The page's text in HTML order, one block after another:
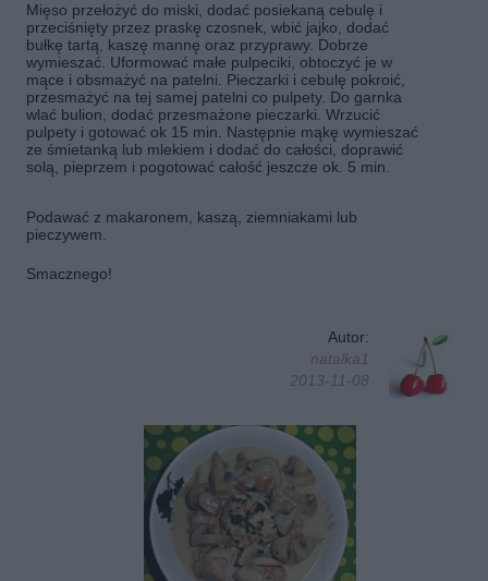
Mięso przełożyć do miski, dodać posiekaną cebulę i
przeciśnięty przez praskę czosnek, wbić jajko, dodać
bułkę tartą, kaszę mannę oraz przyprawy. Dobrze
wymieszać. Uformować małe pulpeciki, obtoczyć je w
mące i obsmażyć na patelni. Pieczarki i cebulę pokroić,
przesmażyć na tej samej patelni co pulpety. Do garnka
wlać bulion, dodać przesmażone pieczarki. Wrzucić
pulpety i gotować ok 15 min. Następnie mąkę wymieszać
ze śmietanką lub mlekiem i dodać do całości, doprawić
solą, pieprzem i pogotować całość jeszcze ok. 5 min.
Podawać z makaronem, kaszą, ziemniakami lub
pieczywem.
Smacznego!
Autor:
natalka1
2013-11-08